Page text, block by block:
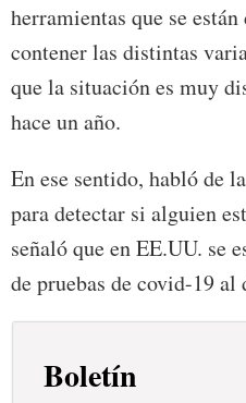
herramientas que se
contener las distintas
que la situación es muy
hace un año.
En ese sentido, habló de
para detectar si alguien
señaló que en EE.UU. se
de pruebas de covid-19 al
Boletín